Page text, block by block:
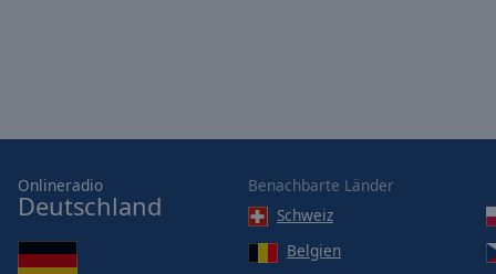
Size
Onlineradio
Deutschland
Benachbarte Länder
Schweiz
Belgien